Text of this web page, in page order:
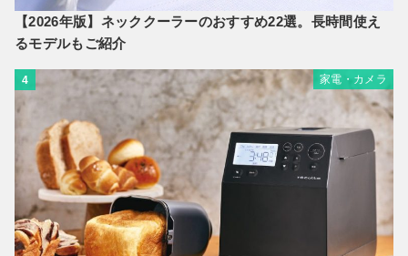
【2026年版】ネッククーラーのおすすめ22選。長時間使え
るモデルもご紹介
4 家電・カメラ